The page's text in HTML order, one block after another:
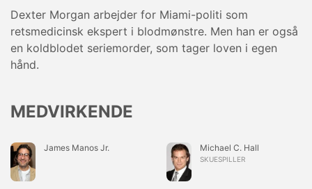
Dexter Morgan arbejder for Miami-politi som
retsmedicinsk ekspert i blodmønstre. Men han er også
en koldblodet seriemorder, som tager loven i egen
hånd.
MEDVIRKENDE
James Manos Jr. Michael C. Hall
SKUESPILLER